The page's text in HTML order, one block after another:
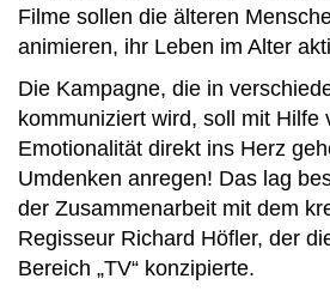
Filme sollen die älteren
animieren, ihr Leben im Alter
Die Kampagne, die in
kommuniziert wird, soll mit Hilfe
Emotionalität direkt ins Herz
Umdenken anregen! Das lag
der Zusammenarbeit mit dem
Regisseur Richard Höfler, der
Bereich „TV“ konzipierte.